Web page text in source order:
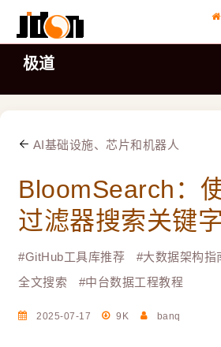
极道
AI基础设施、芯片和机器人
BloomSearch：
过滤器搜索关键字
#GitHub工具库推荐 #大数据架构指
全文搜索
#中台数据工程教程
2025-07-17 9K banq